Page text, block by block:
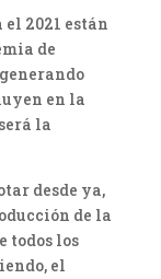
2021 están
de
en la
la
desde ya,
de la
todos los
el